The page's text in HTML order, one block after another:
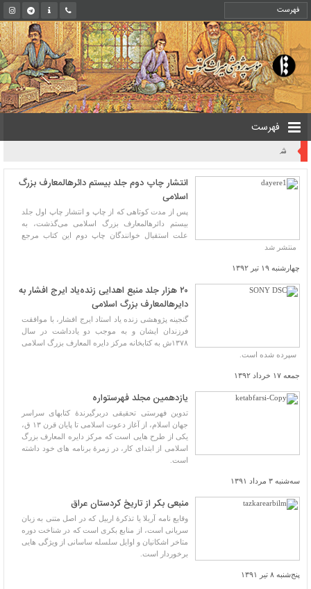
فهرست
انتشار چاپ دوم جلد بیستم دائرهالمعارف بزرگ
اسلامی
پس از مدت کوتاهی که از چاپ و انتشار چاپ اول جلد
بیستم دائرهالمعارف بزرگ اسلامی می‌گذشت، به
علت استقبال خوانندگان چاپ دوم این کتاب مرجع
منتشر شد
چهارشنبه ۱۹ تیر ۱۳۹۲
۲۰ هزار جلد منبع اهدایی زنده‌یاد ایرج افشار به
دایرهالمعارف بزرگ اسلامی
گنجینه پژوهشی زنده یاد استاد ایرج افشار، با موافقت
فرزندان ایشان و به موجب دو یادداشت در سال
۱۳۷۸ش به کتابخانه مرکز دایره المعارف بزرگ اسلامی
سپرده شده است.
جمعه ۱۷ خرداد ۱۳۹۲
یازدهمین مجلد فهرستواره
تدوین فهرستی تحقیقی دربرگیرندۀ کتابهای سراسر
جهان اسلام، از آغاز دعوت اسلامی تا پایان قرن ۱۳ ق،
یکی از طرح هایی است که مرکز دایره المعارف بزرگ
اسلامی از ابتدای کار، در زمرۀ برنامه های خود داشته
است.
سه‌شنبه ۳ مرداد ۱۳۹۱
منبعی بکر از تاریخ کردستان عراق
وقایع نامه آربلا یا تذکرۀ اربیل که در اصل متنی به زبان
سریانی است، از منابع بکری است که در شناخت دوره
متاخر اشکانیان و اوایل سلسله ساسانی از ویژگی هایی
برخوردار است.
پنج‌شنبه ۸ تیر ۱۳۹۱